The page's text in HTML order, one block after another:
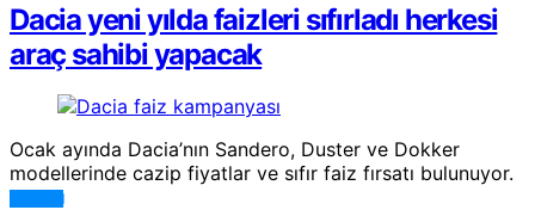
Dacia yeni yılda faizleri sıfırladı herkesi
araç sahibi yapacak
Ocak ayında Dacia’nın Sandero, Duster ve Dokker
modellerinde cazip fiyatlar ve sıfır faiz fırsatı bulunuyor.
DEVAMI